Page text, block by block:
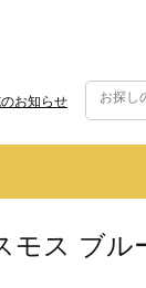
お知らせ
モス ブル